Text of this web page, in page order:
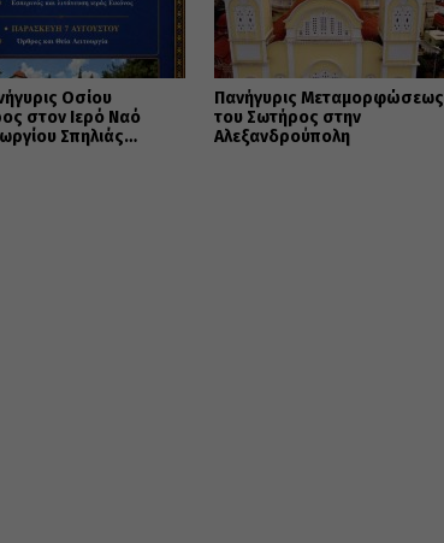
Οσίου
στον Ιερό Ναό
Σπηλιάς
Πανήγυρις Μεταμορφώσεως
του Σωτήρος στην
Αλεξανδρούπολη